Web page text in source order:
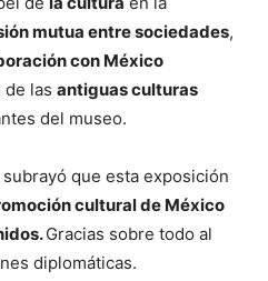
mutua entre sociedades,
con México
las antiguas culturas
del museo.
subrayó que esta exposición
cultural de México
Gracias sobre todo al
diplomáticas.